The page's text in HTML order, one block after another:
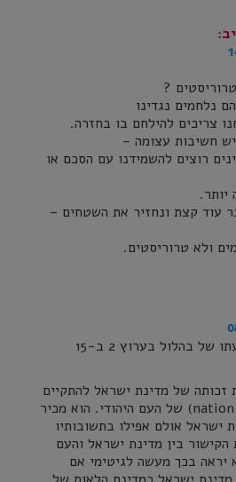
?
נלחמים נגדינו
צריכים להילחם בו בחזרה.
חשיבות עצומה –
רוצים להשמידנו עם הסכם או
יותר.
עוד קצת ונחזיר את השטחים –
ולא טרוריסטים.
לוש נקודות (לאחר הופעתו של בהלול בערוץ 2 ב-15
זכותה של מדינת ישראל להתקיים
כמדינת הלאום (nation-state) של העם היהודי. הוא מכיר
ישראל אולם אפילו בתשובותיו
בין מדינת ישראל והעם
יראה בכך מעשה לגיטימי אם